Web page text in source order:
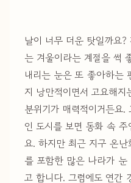
날이 너무 더운 탓일까요
는 겨울이라는 계절을 썩
내리는 눈은 또 좋아하는
지 낭만적이면서 고요해
분위기가 매력적이거든요
인 도시를 보면 동화 속
요. 하지만 최근 지구 온
를 포함한 많은 나라가 눈
고 합니다. 그럼에도 연간